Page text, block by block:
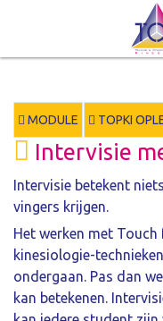
MODULE TOPKI
Intervisie
Intervisie betekent
vingers krijgen.
Het werken met
kinesiologie-
ondergaan. Pas dan
kan betekenen.